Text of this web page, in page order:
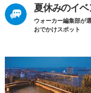
夏休みのイ
ウォーカー編集部が
おでかけスポット